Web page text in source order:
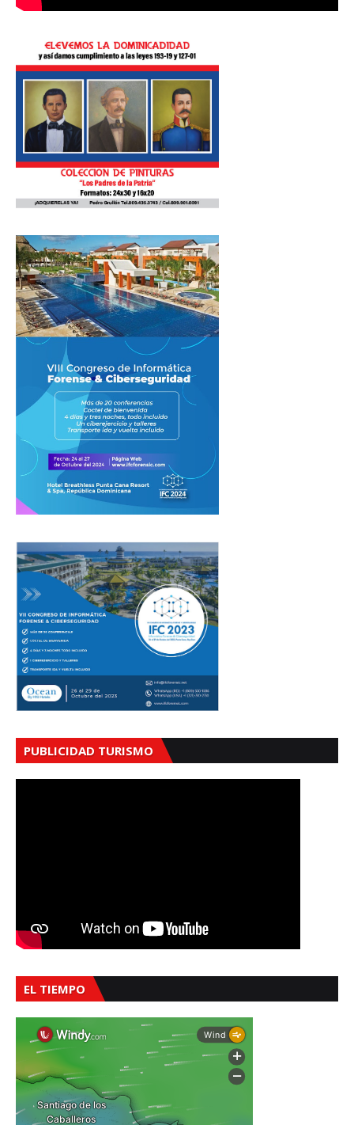
PUBLICIDAD TURISMO
EL TIEMPO